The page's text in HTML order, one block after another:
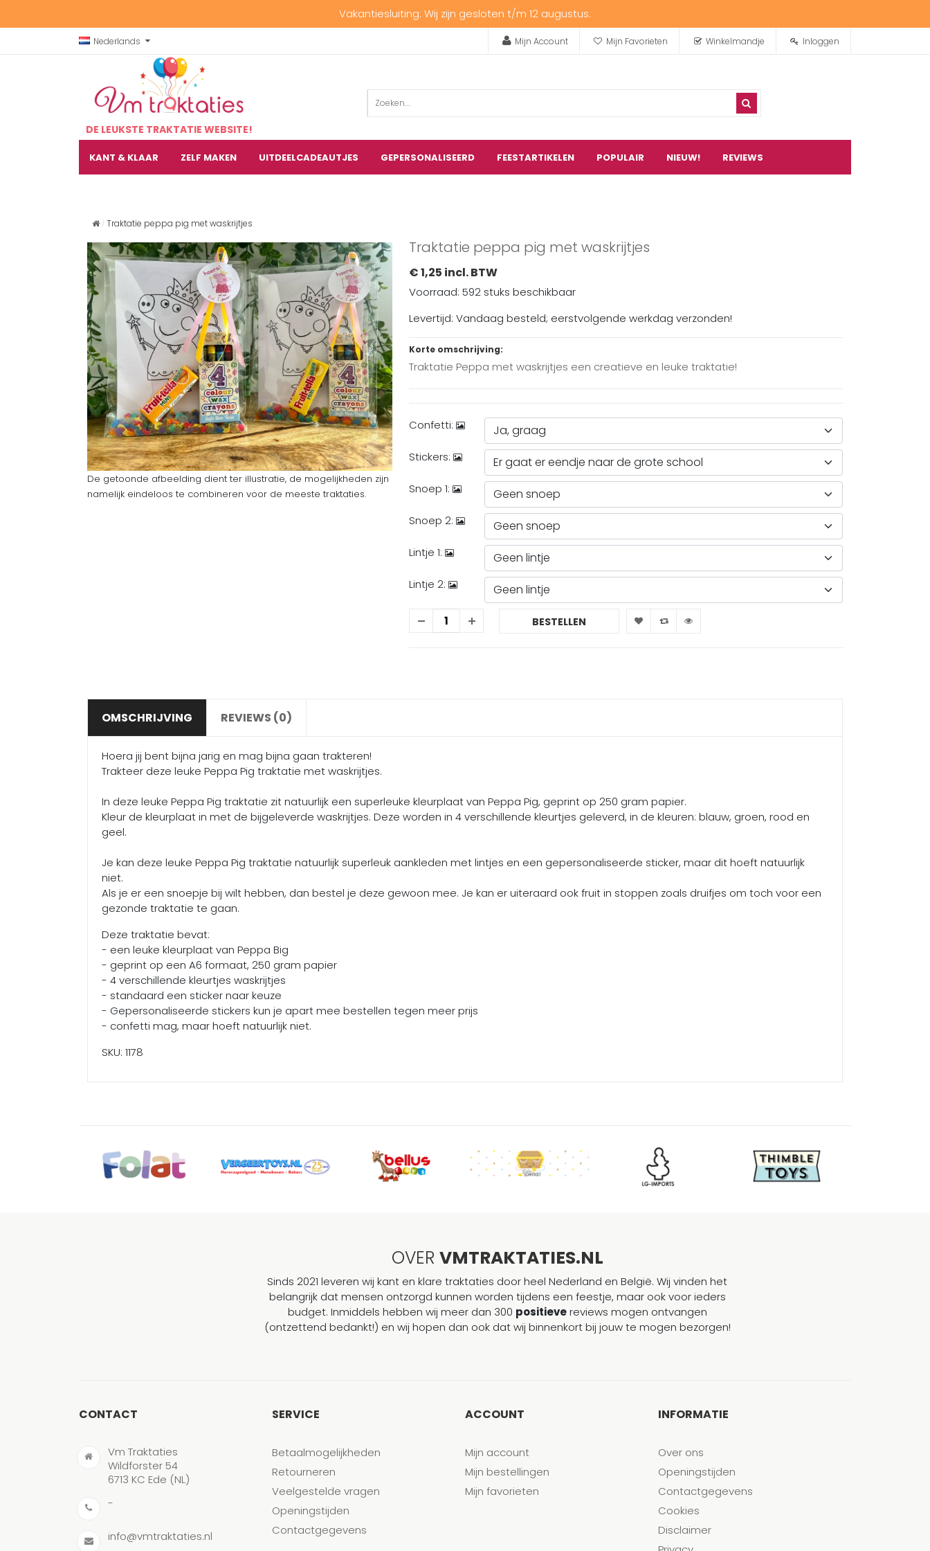
Vakantiesluiting: Wij zijn gesloten t/m 12 augustus.
Nederlands Mijn Account Mijn Favorieten Winkelmandje Inloggen
DE LEUKSTE TRAKTATIE WEBSITE!
KANT & KLAAR ZELF MAKEN UITDEELCADEAUTJES GEPERSONALISEERD FEESTARTIKELEN POPULAIR NIEUW! REVIEWS
Traktatie peppa pig met waskrijtjes
De getoonde afbeelding dient ter illustratie, de mogelijkheden zijn
namelijk eindeloos te combineren voor de meeste traktaties.
Traktatie peppa pig met waskrijtjes
€ 1,25 incl. BTW
Voorraad: 592 stuks beschikbaar
Levertijd: Vandaag besteld; eerstvolgende werkdag verzonden!
Korte omschrijving:
Traktatie Peppa met waskrijtjes een creatieve en leuke traktatie!
Confetti:
Stickers:
Snoep 1:
Snoep 2:
Lintje 1:
Lintje 2:
BESTELLEN
OMSCHRIJVING REVIEWS (0)
Hoera jij bent bijna jarig en mag bijna gaan trakteren!
Trakteer deze leuke Peppa Pig traktatie met waskrijtjes.
In deze leuke Peppa Pig traktatie zit natuurlijk een superleuke kleurplaat van Peppa Pig, geprint op 250 gram papier.
Kleur de kleurplaat in met de bijgeleverde waskrijtjes. Deze worden in 4 verschillende kleurtjes geleverd, in de kleuren: blauw, groen, rood en
geel.
Je kan deze leuke Peppa Pig traktatie natuurlijk superleuk aankleden met lintjes en een gepersonaliseerde sticker, maar dit hoeft natuurlijk
niet.
Als je er een snoepje bij wilt hebben, dan bestel je deze gewoon mee. Je kan er uiteraard ook fruit in stoppen zoals druifjes om toch voor een
gezonde traktatie te gaan.
Deze traktatie bevat:
- een leuke kleurplaat van Peppa Big
- geprint op een A6 formaat, 250 gram papier
- 4 verschillende kleurtjes waskrijtjes
- standaard een sticker naar keuze
- Gepersonaliseerde stickers kun je apart mee bestellen tegen meer prijs
- confetti mag, maar hoeft natuurlijk niet.
SKU: 1178
OVER VMTRAKTATIES.NL
Sinds 2021 leveren wij kant en klare traktaties door heel Nederland en België. Wij vinden het
belangrijk dat mensen ontzorgd kunnen worden tijdens een feestje, maar ook voor ieders
budget. Inmiddels hebben wij meer dan 300 positievereviews mogen ontvangen
(ontzettend bedankt!) en wij hopen dan ook dat wij binnenkort bij jouw te mogen bezorgen!
CONTACT
Vm Traktaties
Wildforster 54
6713 KC Ede (NL)
-
info@vmtraktaties.nl
SERVICE
Betaalmogelijkheden
Retourneren
Veelgestelde vragen
Openingstijden
Contactgegevens
ACCOUNT
Mijn account
Mijn bestellingen
Mijn favorieten
INFORMATIE
Over ons
Openingstijden
Contactgegevens
Cookies
Disclaimer